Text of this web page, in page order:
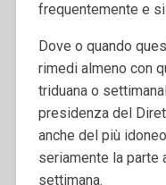
frequentemente e
Dove o quando
rimedi almeno con
triduana o
presidenza del
anche del più
seriamente la parte
settimana.